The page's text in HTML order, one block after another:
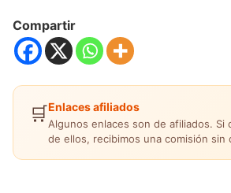
Compartir
🛒Enlaces afiliados
Algunos enlaces son de afiliados. Si
de ellos, recibimos una comisión sin